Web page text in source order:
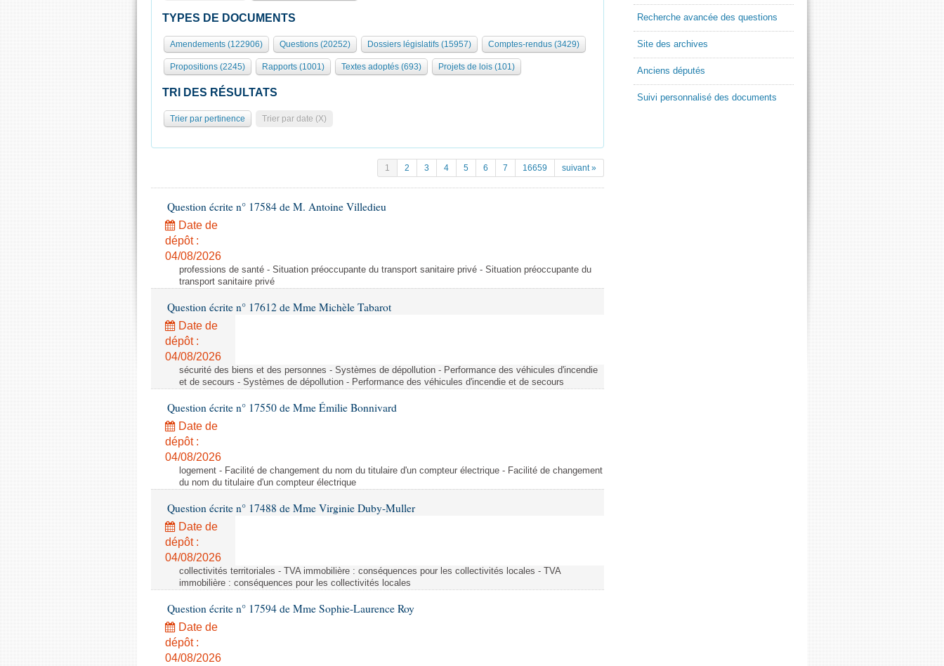
TYPES DE DOCUMENTS
Amendements (122906) Questions (20252) Dossiers législatifs (15957) Comptes-rendus (3429)
Propositions (2245) Rapports (1001) Textes adoptés (693) Projets de lois (101)
TRI DES RÉSULTATS
Trier par pertinence Trier par date (X)
1 2 3 4 5 6 7 16659 suivant »
Question écrite n° 17584 de M. Antoine Villedieu
Date de
dépôt :
04/08/2026
professions de santé - Situation préoccupante du transport sanitaire privé - Situation préoccupante du
transport sanitaire privé
Question écrite n° 17612 de Mme Michèle Tabarot
Date de
dépôt :
04/08/2026
sécurité des biens et des personnes - Systèmes de dépollution - Performance des véhicules d'incendie
et de secours - Systèmes de dépollution - Performance des véhicules d'incendie et de secours
Question écrite n° 17550 de Mme Émilie Bonnivard
Date de
dépôt :
04/08/2026
logement - Facilité de changement du nom du titulaire d'un compteur électrique - Facilité de changement
du nom du titulaire d'un compteur électrique
Question écrite n° 17488 de Mme Virginie Duby-Muller
Date de
dépôt :
04/08/2026
collectivités territoriales - TVA immobilière : conséquences pour les collectivités locales - TVA
immobilière : conséquences pour les collectivités locales
Question écrite n° 17594 de Mme Sophie-Laurence Roy
Date de
dépôt :
04/08/2026
Recherche avancée des questions
Site des archives
Anciens députés
Suivi personnalisé des documents